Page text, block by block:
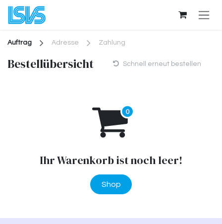
Zum Inhalt springen
Auftrag Adresse Zahlung
Bestellübersicht Schnell erneut bestellen
Ihr Warenkorb ist noch leer!
Shop